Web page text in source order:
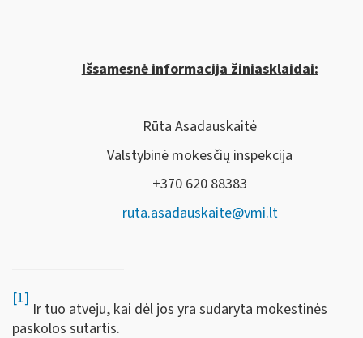
Išsamesnė informacija žiniasklaidai:
Rūta Asadauskaitė
Valstybinė mokesčių inspekcija
+370 620 88383
ruta.asadauskaite@vmi.lt
[1]
Ir tuo atveju, kai dėl jos yra sudaryta mokestinės
paskolos sutartis.